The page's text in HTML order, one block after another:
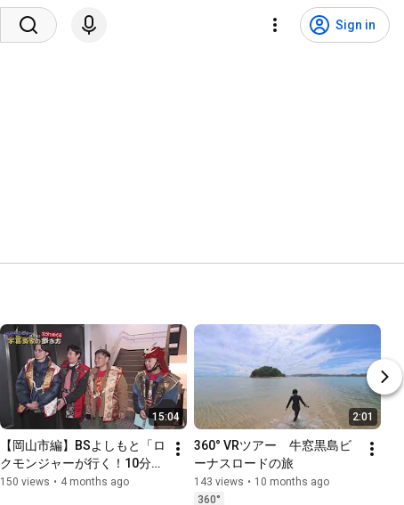
Sign in
15:04
【岡山市編】BSよしもと「ロ
クモンジャーが行く！10分で
めぐる 宇喜多家の歩き方」本
150 views • 4 months ago
2:01
360° VRツアー　牛窓黒島ビ
ーナスロードの旅
143 views • 10 months ago
360°